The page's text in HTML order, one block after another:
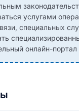
услугами
специальных
онлайн-портал